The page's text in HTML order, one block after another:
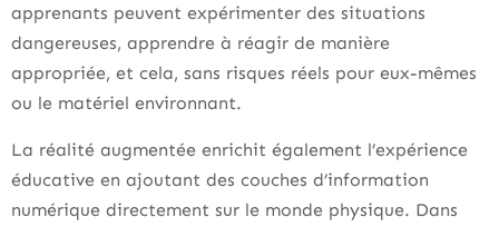
apprenants peuvent expérimenter des situations
dangereuses, apprendre à réagir de manière
appropriée, et cela, sans risques réels pour eux-mêmes
ou le matériel environnant.
La réalité augmentée enrichit également l’expérience
éducative en ajoutant des couches d’information
numérique directement sur le monde physique. Dans